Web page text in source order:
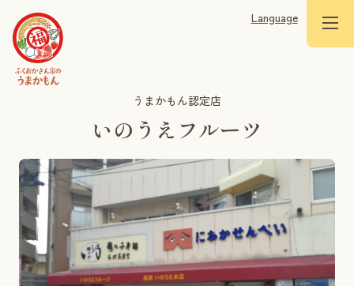
Language
うまかもん認定店
いのうえフルーツ